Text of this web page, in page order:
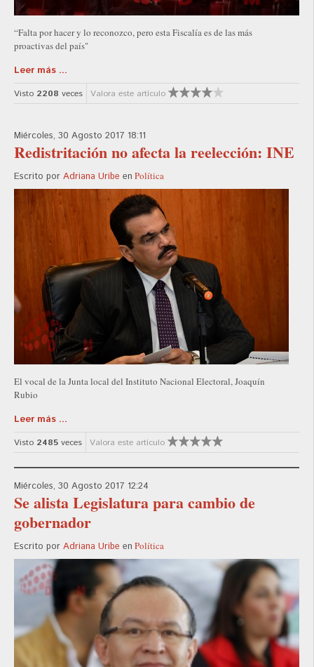
“Falta por hacer y lo reconozco, pero esta Fiscalía es de las más
proactivas del país"
Leer más ...
Visto 2208 veces Valora este artículo
Miércoles, 30 Agosto 2017 18:11
Redistritación no afecta la reelección: INE
Escrito por Adriana Uribe en Política
El vocal de la Junta local del Instituto Nacional Electoral, Joaquín
Rubio
Leer más ...
Visto 2485 veces Valora este artículo
Miércoles, 30 Agosto 2017 12:24
Se alista Legislatura para cambio de
gobernador
Escrito por Adriana Uribe en Política